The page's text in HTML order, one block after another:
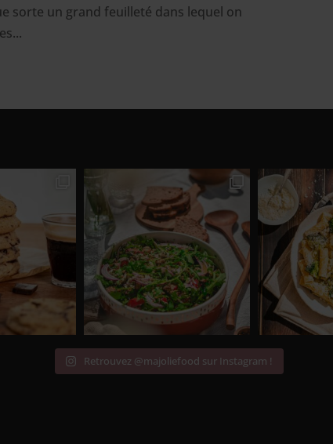
sorte un grand feuilleté dans lequel on
Retrouvez @majoliefood sur Instagram !